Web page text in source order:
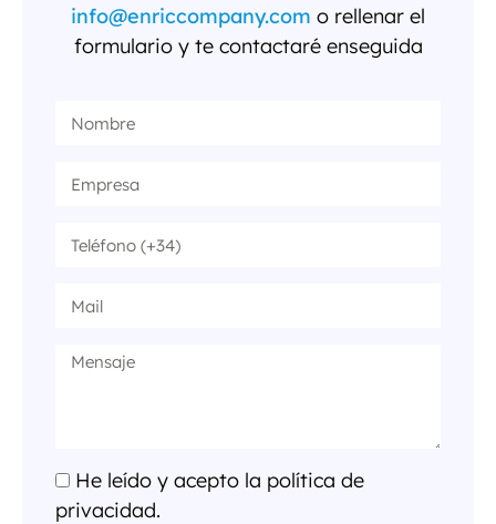
info@enriccompany.com o rellenar el
formulario y te contactaré enseguida
He leído y acepto la política de
privacidad.